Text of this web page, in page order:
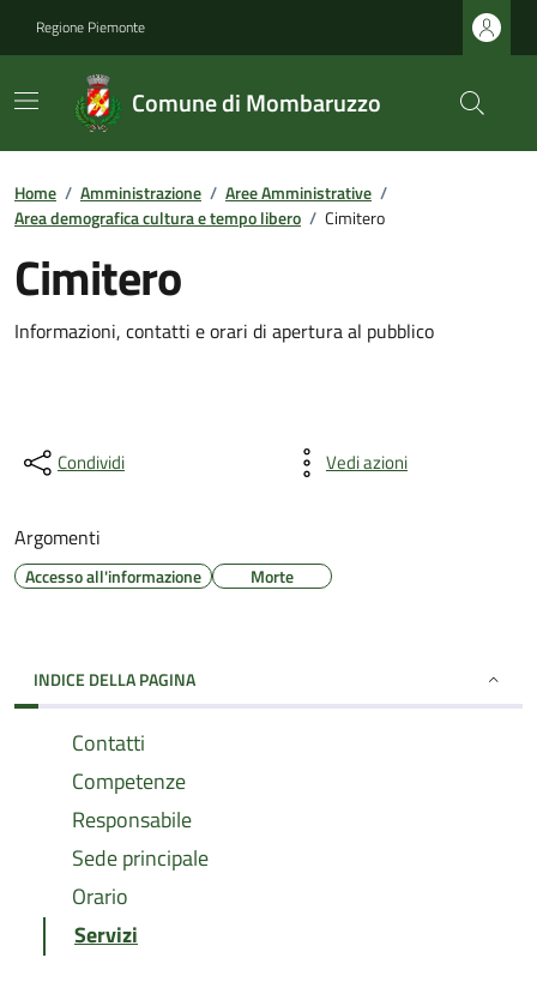
Regione Piemonte
Comune di Mombaruzzo
Home / Amministrazione / Aree Amministrative /
Area demografica cultura e tempo libero / Cimitero
Cimitero
Informazioni, contatti e orari di apertura al pubblico
Condividi Vedi azioni
Argomenti
Accesso all'informazione Morte
INDICE DELLA PAGINA
Contatti
Competenze
Responsabile
Sede principale
Orario
Servizi